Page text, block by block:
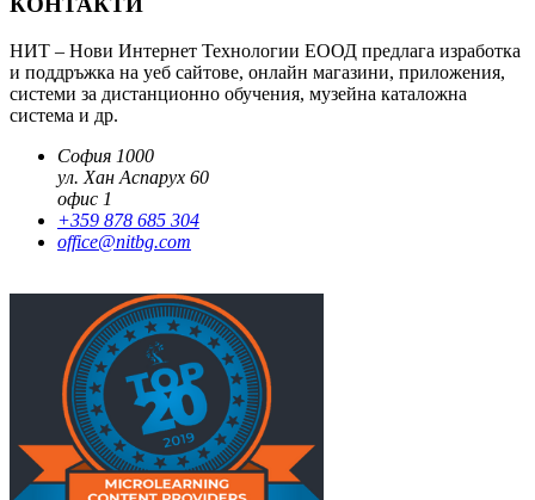
НИТ – Нови Интернет Технологии ЕООД предлага изработка
и поддръжка на уеб сайтове, онлайн магазини, приложения,
системи за дистанционно обучения, музейна каталожна
система и др.
София 1000
ул. Хан Аспарух 60
офис 1
+359 878 685 304
office@nitbg.com